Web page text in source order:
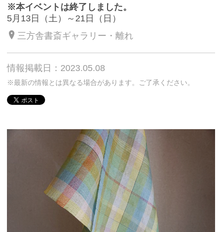
※本イベントは終了しました。
5月13日（土）～21日（日）
三方舎書斎ギャラリー・離れ
情報掲載日：2023.05.08
※最新の情報とは異なる場合があります。ご了承ください。